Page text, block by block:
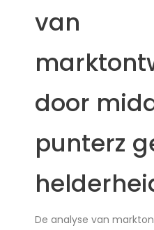
van
door
punterz
De analyse van